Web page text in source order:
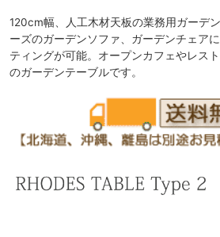
120cm幅、人工木材天板の業務用ガーデ
ーズのガーデンソファ、ガーデンチェア
ティングが可能。オープンカフェやレス
のガーデンテーブルです。